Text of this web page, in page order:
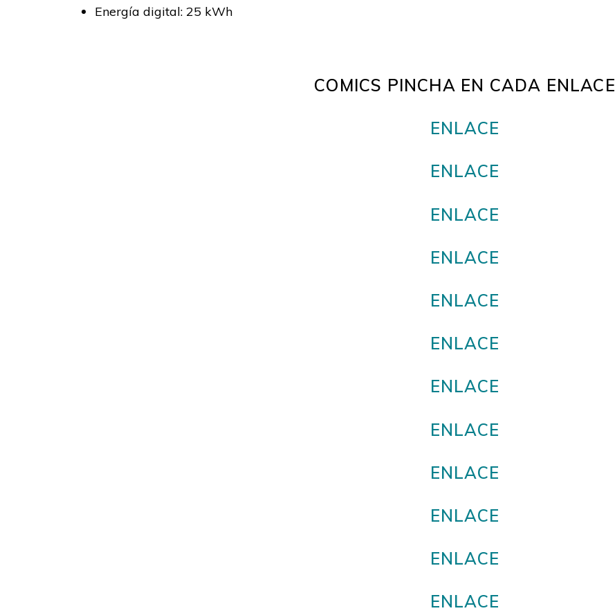
Energía digital: 25 kWh
COMICS PINCHA EN CADA ENLACE
ENLACE
ENLACE
ENLACE
ENLACE
ENLACE
ENLACE
ENLACE
ENLACE
ENLACE
ENLACE
ENLACE
ENLACE